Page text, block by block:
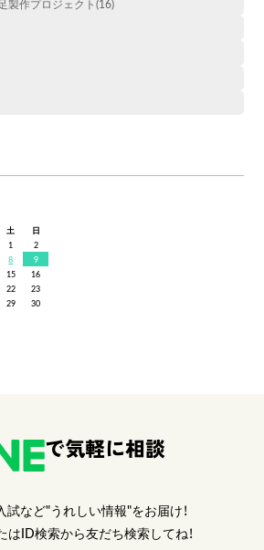
製作プロジェクト(16)
土
日
1
2
8
9
15
16
22
23
29
30
で気軽に相談
試など"うれしい情報"をお届け！
はID検索から友だち検索してね！